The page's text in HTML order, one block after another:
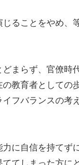
ることをやめ、
まらず、官僚時
教育者としての
フバランスの考
に自信を持てず
てしまった方に